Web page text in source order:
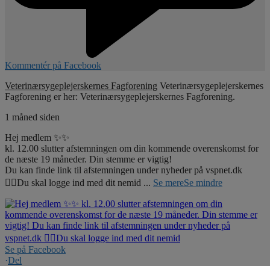
Kommentér på Facebook
Veterinærsygeplejerskernes Fagforening Veterinærsygeplejerskernes
Fagforening er her: Veterinærsygeplejerskernes Fagforening.
1 måned siden
Hej medlem ✨✨
kl. 12.00 slutter afstemningen om din kommende overenskomst for
de næste 19 måneder. Din stemme er vigtig!
Du kan finde link til afstemningen under nyheder på vspnet.dk
☝🏼Du skal logge ind med dit nemid ... Se mereSe mindre
Se på Facebook
·Del